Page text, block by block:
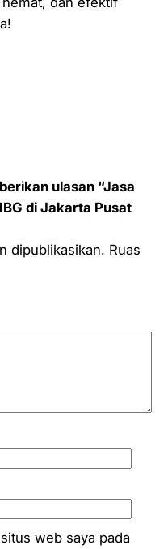
ulasan “Jasa
di Jakarta Pusat
dipublikasikan. Ruas
web saya pada